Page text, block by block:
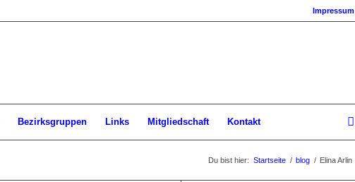
Impressum
Bezirksgruppen Links Mitgliedschaft Kontakt
Du bist hier: Startseite / blog / Elina Arlin